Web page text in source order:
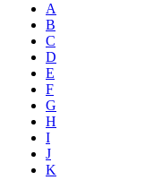
A
B
C
D
E
F
G
H
I
J
K